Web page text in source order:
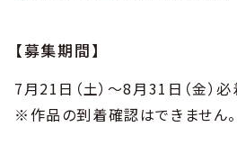
【募集期間】
7月21日（土）～8月31日（金）必
※作品の到着確認はできません。